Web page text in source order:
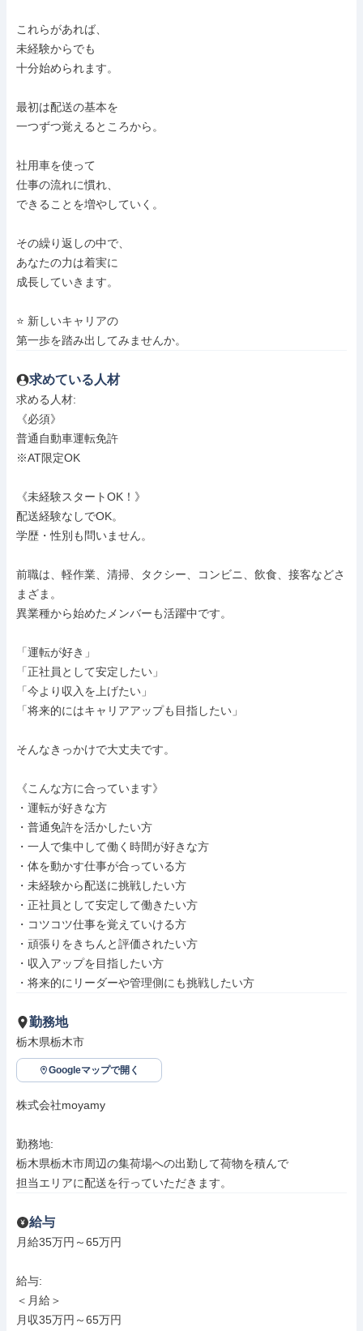
これらがあれば、
未経験からでも
十分始められます。
最初は配送の基本を
一つずつ覚えるところから。
社用車を使って
仕事の流れに慣れ、
できることを増やしていく。
その繰り返しの中で、
あなたの力は着実に
成長していきます。
⭐️ 新しいキャリアの
第一歩を踏み出してみませんか。
求めている人材
求める人材:
《必須》
普通自動車運転免許
※AT限定OK
《未経験スタートOK！》
配送経験なしでOK。
学歴・性別も問いません。
前職は、軽作業、清掃、タクシー、コンビニ、飲食、接客などさ
まざま。
異業種から始めたメンバーも活躍中です。
「運転が好き」
「正社員として安定したい」
「今より収入を上げたい」
「将来的にはキャリアアップも目指したい」
そんなきっかけで大丈夫です。
《こんな方に合っています》
・運転が好きな方
・普通免許を活かしたい方
・一人で集中して働く時間が好きな方
・体を動かす仕事が合っている方
・未経験から配送に挑戦したい方
・正社員として安定して働きたい方
・コツコツ仕事を覚えていける方
・頑張りをきちんと評価されたい方
・収入アップを目指したい方
・将来的にリーダーや管理側にも挑戦したい方
勤務地
栃木県栃木市
Googleマップで開く
株式会社moyamy
勤務地:
栃木県栃木市周辺の集荷場への出勤して荷物を積んで
担当エリアに配送を行っていただきます。
給与
月給35万円～65万円
給与:
＜月給＞
月収35万円～65万円